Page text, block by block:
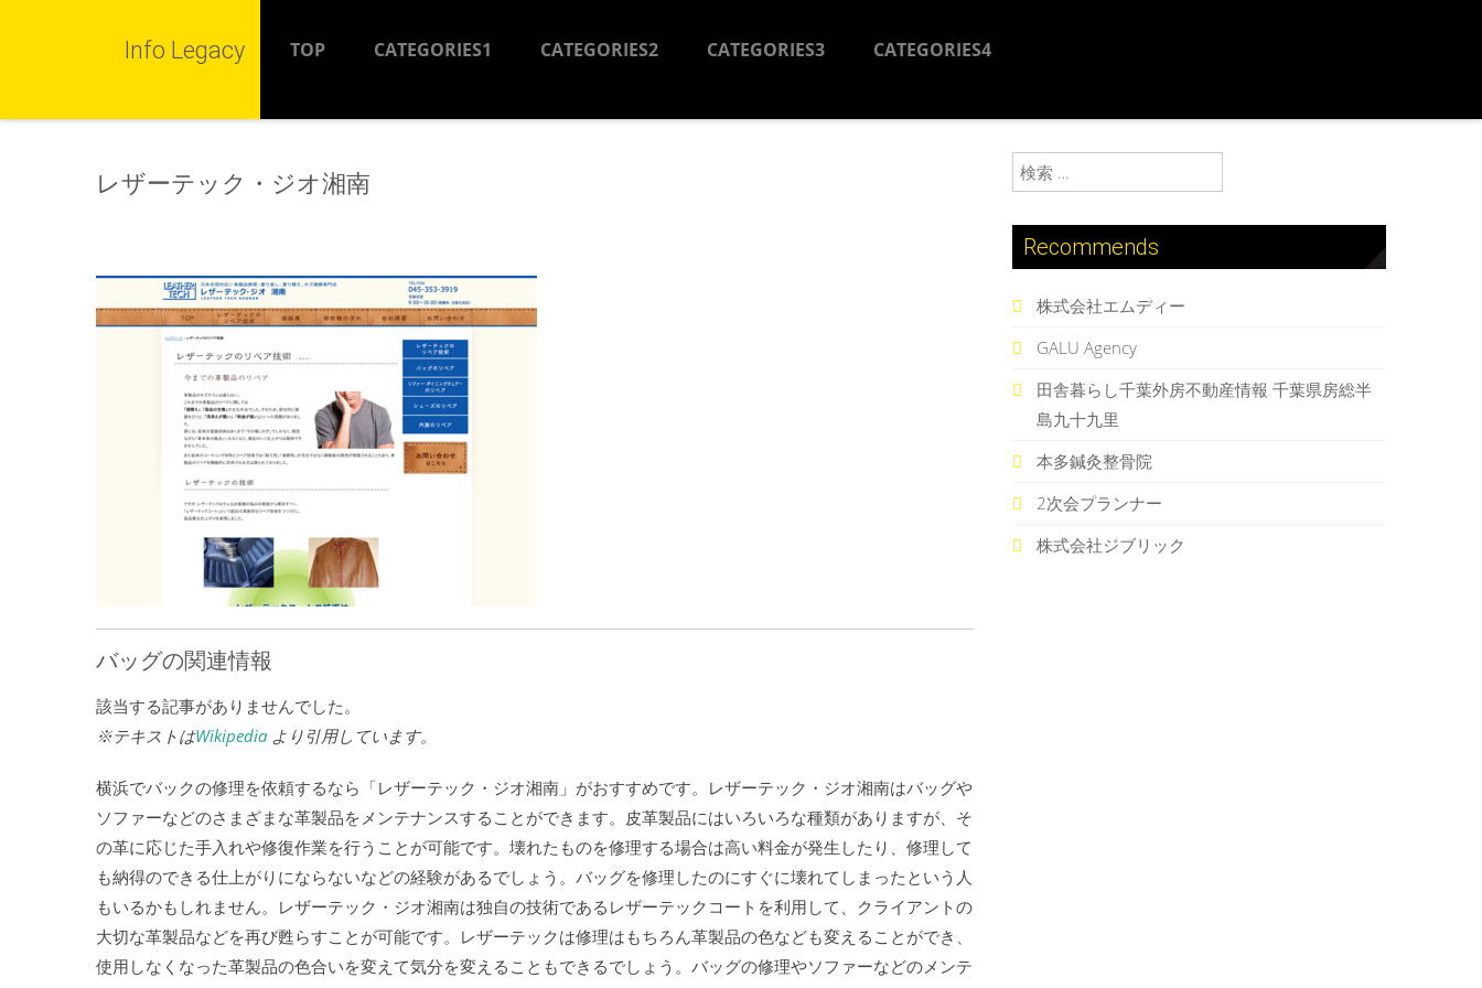
Info Legacy TOP CATEGORIES1 CATEGORIES2 CATEGORIES3 CATEGORIES4
レザーテック・ジオ湘南
バッグの関連情報
該当する記事がありませんでした。
※テキストはWikipedia より引用しています。
横浜でバックの修理を依頼するなら「レザーテック・ジオ湘南」がおすすめです。レザーテック・ジオ湘南はバッグや
ソファーなどのさまざまな革製品をメンテナンスすることができます。皮革製品にはいろいろな種類がありますが、そ
の革に応じた手入れや修復作業を行うことが可能です。壊れたものを修理する場合は高い料金が発生したり、修理して
も納得のできる仕上がりにならないなどの経験があるでしょう。バッグを修理したのにすぐに壊れてしまったという人
もいるかもしれません。レザーテック・ジオ湘南は独自の技術であるレザーテックコートを利用して、クライアントの
大切な革製品などを再び甦らすことが可能です。レザーテックは修理はもちろん革製品の色なども変えることができ、
使用しなくなった革製品の色合いを変えて気分を変えることもできるでしょう。バッグの修理やソファーなどのメンテ
検索:
Recommends
株式会社エムディー
GALU Agency
田舎暮らし千葉外房不動産情報 千葉県房総半
島九十九里
本多鍼灸整骨院
2次会プランナー
株式会社ジブリック